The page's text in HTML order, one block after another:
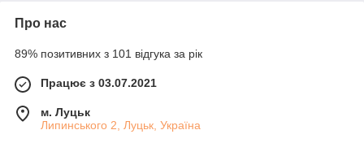
Про нас
89% позитивних з 101 відгука за рік
Працює з 03.07.2021
м. Луцьк
Липинського 2, Луцьк, Україна